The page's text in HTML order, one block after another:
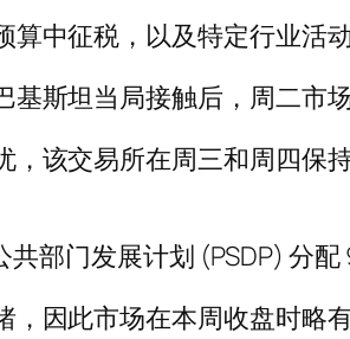
中征税，以及特定行业活
斯坦当局接触后，周二市场
该交易所在周三和周四保
部门发展计划 (PSDP) 分配
因此市场在本周收盘时略有